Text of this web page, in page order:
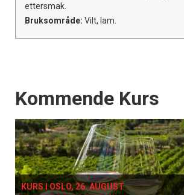
ettersmak.
Bruksområde: Vilt, lam.
Events
Kommende Kurs
KURS I OSLO, 26. AUGUST